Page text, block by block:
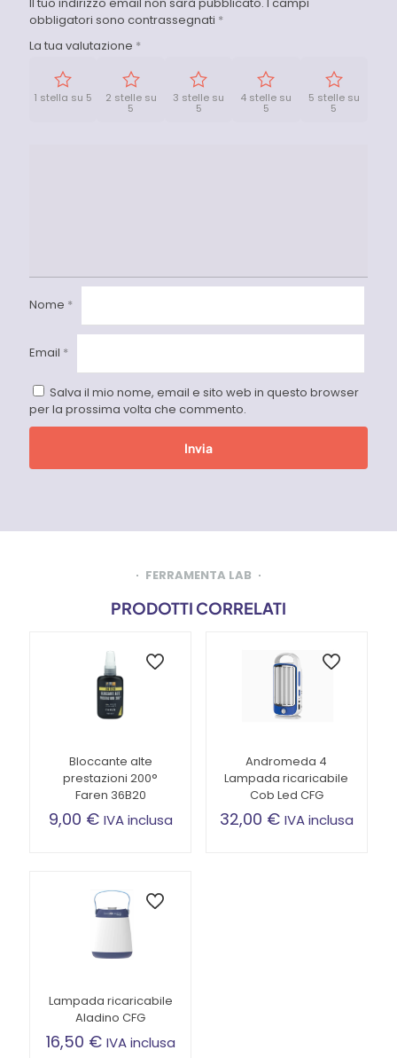
obbligatori sono contrassegnati *
La tua valutazione *
1 stella su 5 2 stelle su
5
3 stelle su
5
4 stelle su
5
5 stelle su
5
Nome *
Email *
Salva il mio nome, email e sito web in questo browser
per la prossima volta che commento.
FERRAMENTA LAB
PRODOTTI CORRELATI
Bloccante alte
prestazioni 200°
Faren 36B20
9,00 € IVA inclusa
Andromeda 4
Lampada ricaricabile
Cob Led CFG
32,00 € IVA inclusa
Lampada ricaricabile
Aladino CFG
16,50 € IVA inclusa